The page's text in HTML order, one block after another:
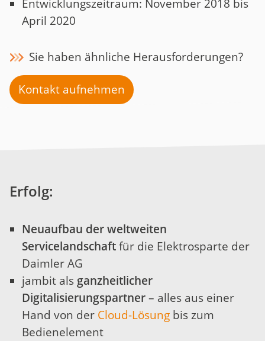
Entwicklungszeitraum: November 2018 bis
April 2020
Sie haben ähnliche Herausforderungen?
Kontakt aufnehmen
Erfolg:
Neuaufbau der weltweiten
Servicelandschaftfür die Elektrosparte der
Daimler AG
jambit alsganzheitlicher
Digitalisierungspartner– alles aus einer
Hand von der Cloud-Lösung bis zum
Bedienelement